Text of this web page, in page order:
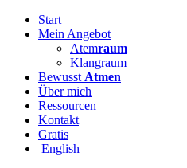
Start
Mein Angebot
Atemraum
Klangraum
Bewusst Atmen
Über mich
Ressourcen
Kontakt
Gratis
English